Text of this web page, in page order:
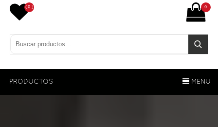
Buscar por:
Buscar
0
( 0 )
PRODUCTOS MENU